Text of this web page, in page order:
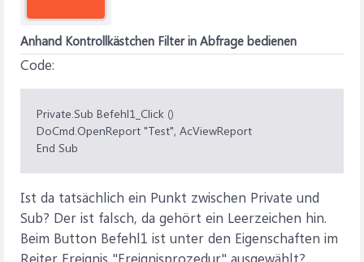
Anhand Kontrollkästchen Filter in Abfrage bedienen
Code:
Private.Sub Befehl1_Click ()
DoCmd.OpenReport "Test", AcViewReport
End Sub
Ist da tatsächlich ein Punkt zwischen Private und
Sub? Der ist falsch, da gehört ein Leerzeichen hin.
Beim Button Befehl1 ist unter den Eigenschaften im
Reiter Ereignis "Ereignisprozedur" ausgewählt?